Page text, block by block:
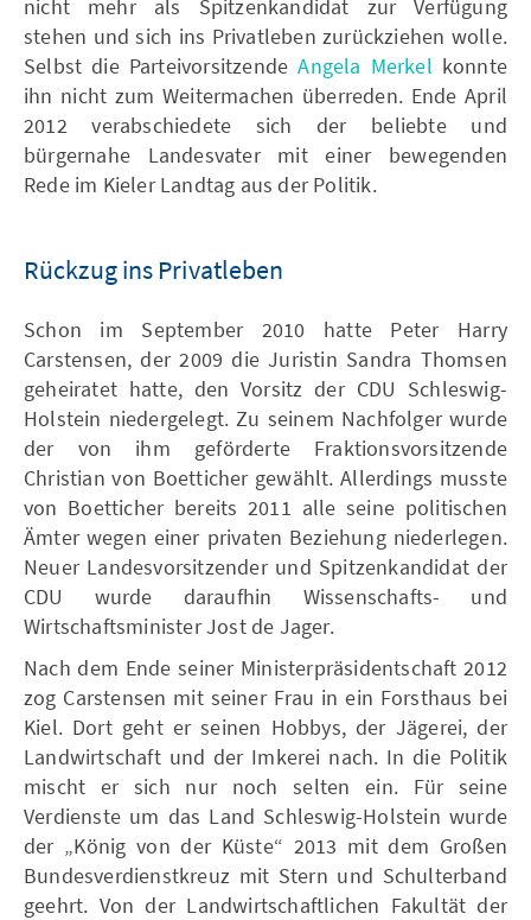
nicht mehr als Spitzenkandidat zur Verfügung
stehen und sich ins Privatleben zurückziehen wolle.
Selbst die ParteivorsitzendeAngela Merkel konnte
ihn nicht zum Weitermachen überreden. Ende April
2012 verabschiedete sich der beliebte und
bürgernahe Landesvater mit einer bewegenden
Rede im Kieler Landtag aus der Politik.
Rückzug ins Privatleben
Schon im September 2010 hatte Peter Harry
Carstensen, der 2009 die Juristin Sandra Thomsen
geheiratet hatte, den Vorsitz der CDU Schleswig-
Holstein niedergelegt. Zu seinem Nachfolger wurde
der von ihm geförderte Fraktionsvorsitzende
Christian von Boetticher gewählt. Allerdings musste
von Boetticher bereits 2011 alle seine politischen
Ämter wegen einer privaten Beziehung niederlegen.
Neuer Landesvorsitzender und Spitzenkandidat der
CDU wurde daraufhin Wissenschafts- und
Wirtschaftsminister Jost de Jager.
Nach dem Ende seiner Ministerpräsidentschaft 2012
zog Carstensen mit seiner Frau in ein Forsthaus bei
Kiel. Dort geht er seinen Hobbys, der Jägerei, der
Landwirtschaft und der Imkerei nach. In die Politik
mischt er sich nur noch selten ein. Für seine
Verdienste um das Land Schleswig-Holstein wurde
der „König von der Küste“ 2013 mit dem Großen
Bundesverdienstkreuz mit Stern und Schulterband
geehrt. Von der Landwirtschaftlichen Fakultät der